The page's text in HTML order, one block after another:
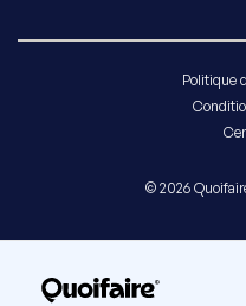
Politique
© 2026